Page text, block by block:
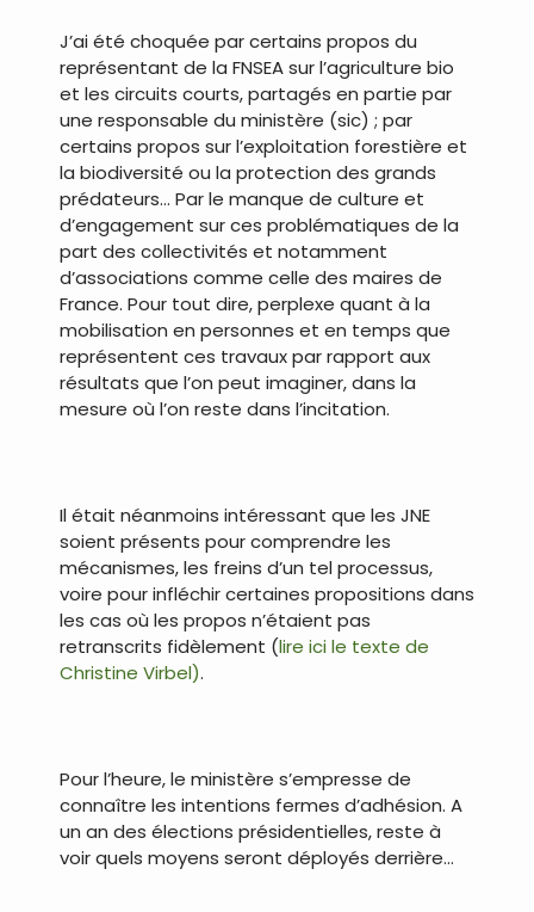
J’ai été choquée par certains propos du
représentant de la FNSEA sur l’agriculture bio
et les circuits courts, partagés en partie par
une responsable du ministère (sic) ; par
certains propos sur l’exploitation forestière et
la biodiversité ou la protection des grands
prédateurs… Par le manque de culture et
d’engagement sur ces problématiques de la
part des collectivités et notamment
d’associations comme celle des maires de
France. Pour tout dire, perplexe quant à la
mobilisation en personnes et en temps que
représentent ces travaux par rapport aux
résultats que l’on peut imaginer, dans la
mesure où l’on reste dans l’incitation.
Il était néanmoins intéressant que les JNE
soient présents pour comprendre les
mécanismes, les freins d’un tel processus,
voire pour infléchir certaines propositions dans
les cas où les propos n’étaient pas
retranscrits fidèlement (lire ici le texte de
Christine Virbel).
Pour l’heure, le ministère s’empresse de
connaître les intentions fermes d’adhésion. A
un an des élections présidentielles, reste à
voir quels moyens seront déployés derrière…